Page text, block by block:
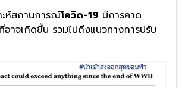
ะห์สถานการณ์โควิด-19 มีการคาด
าจเกิดขึ้น รวมไปถึงแนวทางการปรับ